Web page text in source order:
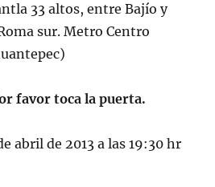
33 altos, entre Bajío y
sur. Metro Centro
favor toca la puerta.
abril de 2013 a las 19:30 hr